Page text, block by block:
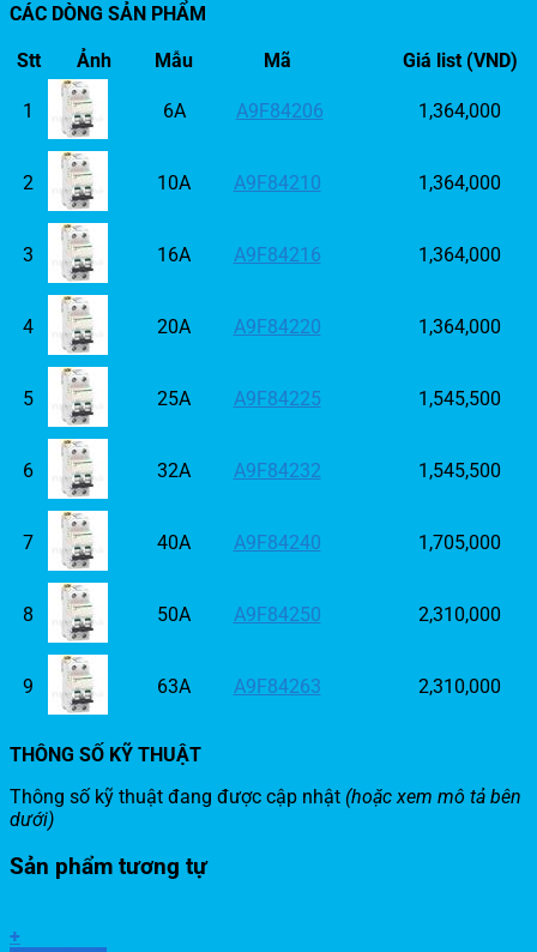
CÁC DÒNG SẢN PHẨM
Stt Ảnh Mẫu Mã Giá list (VND)
1 6A A9F84206 1,364,000
2 10A A9F84210 1,364,000
3 16A A9F84216 1,364,000
4 20A A9F84220 1,364,000
5 25A A9F84225 1,545,500
6 32A A9F84232 1,545,500
7 40A A9F84240 1,705,000
8 50A A9F84250 2,310,000
9 63A A9F84263 2,310,000
THÔNG SỐ KỸ THUẬT
Thông số kỹ thuật đang được cập nhật (hoặc xem mô tả bên
dưới)
Sản phẩm tương tự
+